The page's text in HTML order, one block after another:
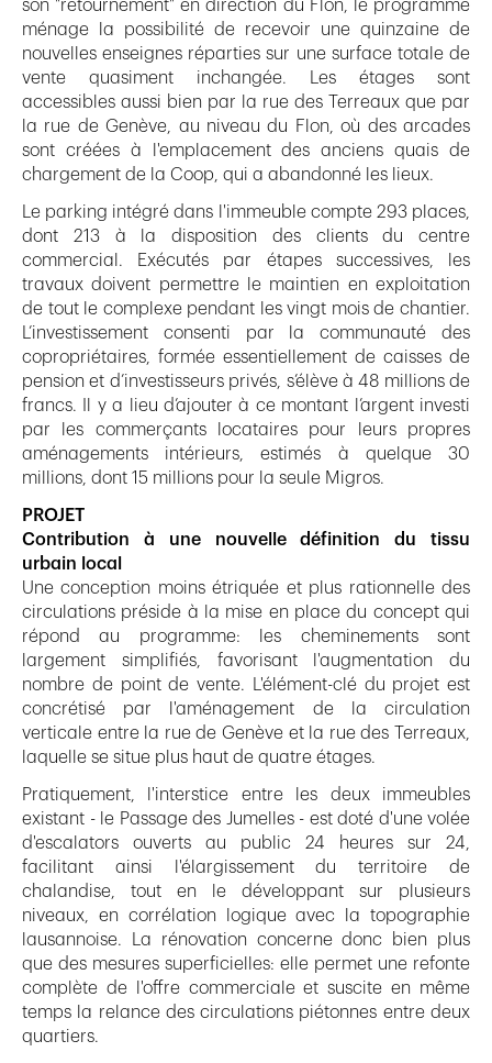
son "retournement" en direction du Flon, le programme
ménage la possibilité de recevoir une quinzaine de
nouvelles enseignes réparties sur une surface totale de
vente quasiment inchangée. Les étages sont
accessibles aussi bien par la rue des Terreaux que par
la rue de Genève, au niveau du Flon, où des arcades
sont créées à l'emplacement des anciens quais de
chargement de la Coop, qui a abandonné les lieux.
Le parking intégré dans l'immeuble compte 293 places,
dont 213 à la disposition des clients du centre
commercial. Exécutés par étapes successives, les
travaux doivent permettre le maintien en exploitation
de tout le complexe pendant les vingt mois de chantier.
L’investissement consenti par la communauté des
copropriétaires, formée essentiellement de caisses de
pension et d’investisseurs privés, s’élève à 48 millions de
francs. Il y a lieu d’ajouter à ce montant l’argent investi
par les commerçants locataires pour leurs propres
aménagements intérieurs, estimés à quelque 30
millions, dont 15 millions pour la seule Migros.
PROJET
Contribution à une nouvelle définition du tissu
urbain local
Une conception moins étriquée et plus rationnelle des
circulations préside à la mise en place du concept qui
répond au programme: les cheminements sont
largement simplifiés, favorisant l'augmentation du
nombre de point de vente. L'élément-clé du projet est
concrétisé par l'aménagement de la circulation
verticale entre la rue de Genève et la rue des Terreaux,
laquelle se situe plus haut de quatre étages.
Pratiquement, l'interstice entre les deux immeubles
existant - le Passage des Jumelles - est doté d'une volée
d'escalators ouverts au public 24 heures sur 24,
facilitant ainsi l'élargissement du territoire de
chalandise, tout en le développant sur plusieurs
niveaux, en corrélation logique avec la topographie
lausannoise. La rénovation concerne donc bien plus
que des mesures superficielles: elle permet une refonte
complète de l'offre commerciale et suscite en même
temps la relance des circulations piétonnes entre deux
quartiers.